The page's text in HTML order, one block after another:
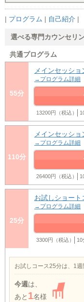
| プログラム | 自己紹介 |
選べる専門カウンセリ
共通プログラム
55分
メインセッショ
→プログラム詳細
13200円（税込）
110分
メインセッショ
→プログラム詳細
26400円（税込）
25分
お試しショート
→プログラム詳細
3300円（税込） 10
お試しコース25分は、1
今週 は、
あと 1名様